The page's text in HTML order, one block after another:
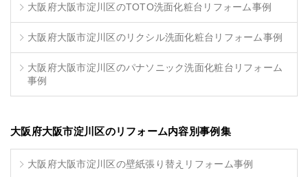
大阪府大阪市淀川区のTOTO洗面化粧台リフォーム事例
大阪府大阪市淀川区のリクシル洗面化粧台リフォーム事例
大阪府大阪市淀川区のパナソニック洗面化粧台リフォーム
事例
大阪府大阪市淀川区のリフォーム内容別事例集
大阪府大阪市淀川区の壁紙張り替えリフォーム事例